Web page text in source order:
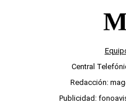
Central
Redacción:
Publicidad: